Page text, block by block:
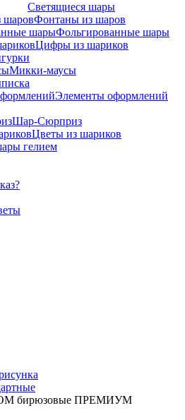
Светящиеся шары
Фонтаны из шаров
Фольгированные шары
Цифры из шариков
Микки-маусы
Элементы оформлений
Шар-Сюрприз
Цветы из шариков
гелием
бирюзовые ПРЕМИУМ